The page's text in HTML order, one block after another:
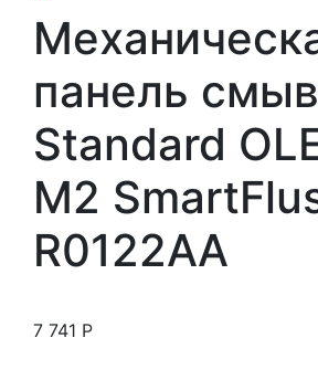
панель
Standard
M2
R0122AA
7 741 Р